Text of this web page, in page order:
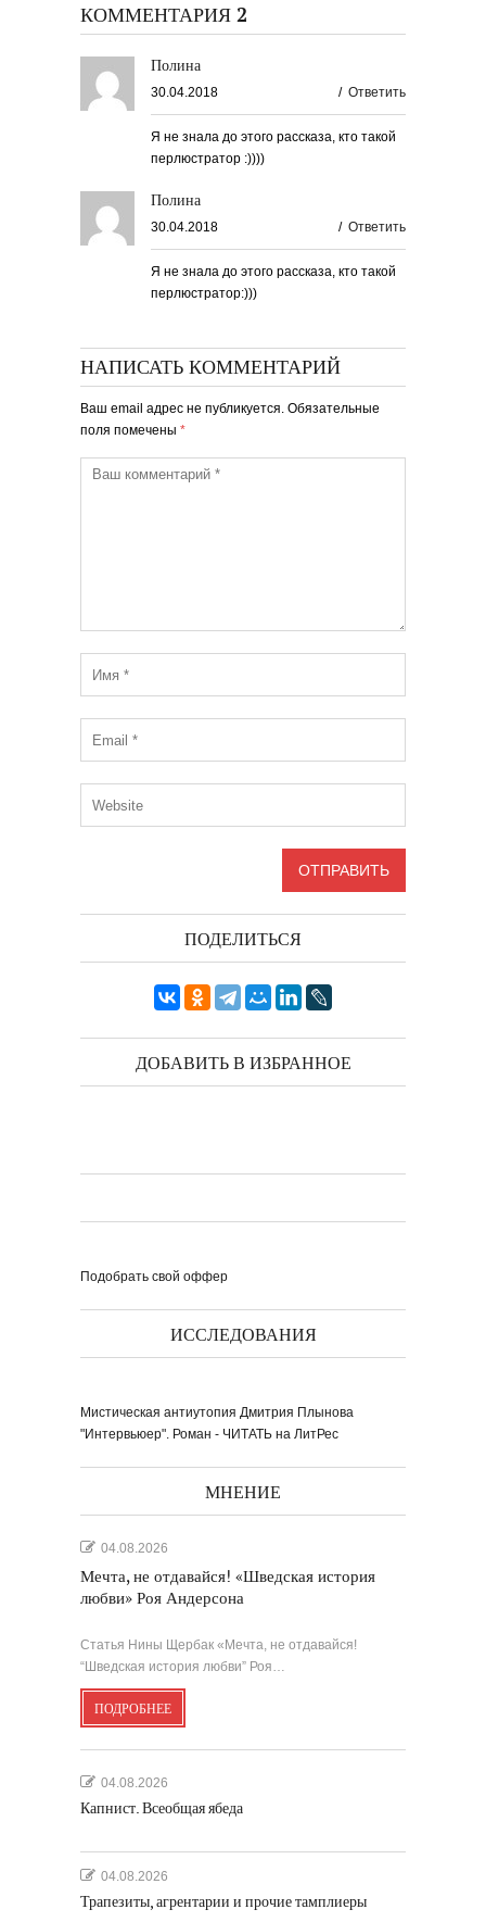
КОММЕНТАРИЯ 2
Полина
30.04.2018 / Ответить
Я не знала до этого рассказа, кто такой
перлюстратор :))))
Полина
30.04.2018 / Ответить
Я не знала до этого рассказа, кто такой
перлюстратор:)))
НАПИСАТЬ КОММЕНТАРИЙ
Ваш email адрес не публикуется. Обязательные
поля помечены *
ПОДЕЛИТЬСЯ
ДОБАВИТЬ В ИЗБРАННОЕ
Подобрать свой оффер
ИССЛЕДОВАНИЯ
Мистическая антиутопия Дмитрия Плынова
"Интервьюер". Роман - ЧИТАТЬ на ЛитРес
МНЕНИЕ
04.08.2026
Мечта, не отдавайся! «Шведская история
любви» Роя Андерсона
Статья Нины Щербак «Мечта, не отдавайся!
“Шведская история любви” Роя…
ПОДРОБНЕЕ
04.08.2026
Капнист. Всеобщая ябеда
04.08.2026
Трапезиты, агрентарии и прочие тамплиеры